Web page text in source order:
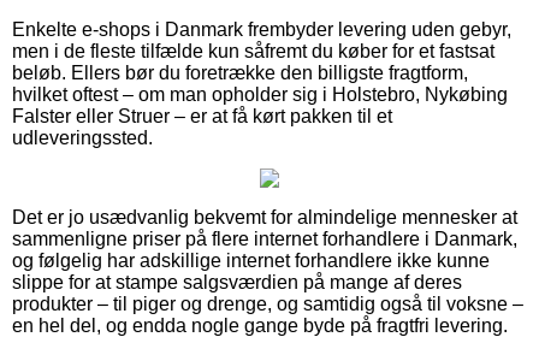
Enkelte e-shops i Danmark frembyder levering uden gebyr,
men i de fleste tilfælde kun såfremt du køber for et fastsat
beløb. Ellers bør du foretrække den billigste fragtform,
hvilket oftest – om man opholder sig i Holstebro, Nykøbing
Falster eller Struer – er at få kørt pakken til et
udleveringssted.
Det er jo usædvanlig bekvemt for almindelige mennesker at
sammenligne priser på flere internet forhandlere i Danmark,
og følgelig har adskillige internet forhandlere ikke kunne
slippe for at stampe salgsværdien på mange af deres
produkter – til piger og drenge, og samtidig også til voksne –
en hel del, og endda nogle gange byde på fragtfri levering.